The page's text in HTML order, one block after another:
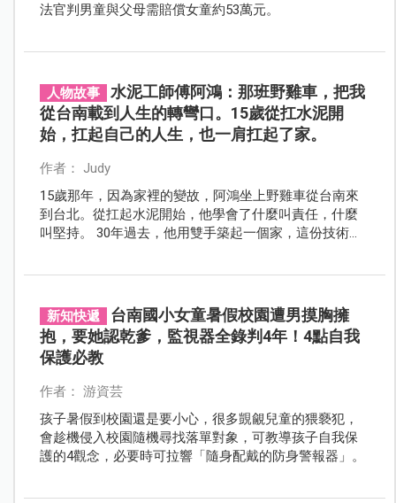
法官判男童與父母需賠償女童約53萬元。
人物故事
水泥工師傅阿鴻：那班野雞車，把我
從台南載到人生的轉彎口。15歲從扛水泥開
始，扛起自己的人生，也一肩扛起了家。
作者： Judy
15歲那年，因為家裡的變故，阿鴻坐上野雞車從台南來
到台北。從扛起水泥開始，他學會了什麼叫責任，什麼
叫堅持。 30年過去，他用雙手築起一個家，這份技術，
新知快遞
台南國小女童暑假校園遭男摸胸擁
抱，要她認乾爹，監視器全錄判4年！4點自我
保護必教
作者： 游資芸
孩子暑假到校園還是要小心，很多覬覦兒童的猥褻犯，
會趁機侵入校園隨機尋找落單對象，可教導孩子自我保
護的4觀念，必要時可拉響「隨身配戴的防身警報器」。